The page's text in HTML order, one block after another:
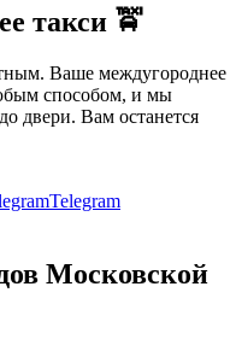
такси 🚖
Ваше междугороднее
способом, и мы
двери. Вам останется
Telegram
Московской